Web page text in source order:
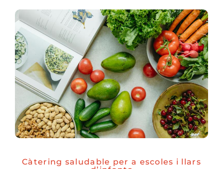
Càtering saludable per a escoles i llars